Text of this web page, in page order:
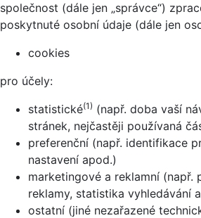
společnost (dále jen „správce“)
poskytnuté osobní údaje (dále jen
cookies
pro účely:
statistické(1) (např. doba vaší
stránek, nejčastěji používaná
preferenční (např. identifikace
nastavení apod.)
marketingové a reklamní (např.
reklamy, statistika vyhledávání
ostatní (jiné nezařazené